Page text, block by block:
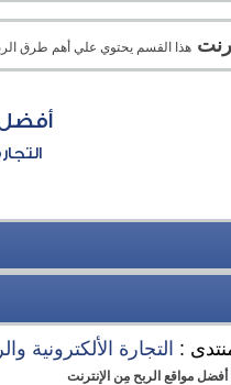
هذا القسم يحتوي علي أهم طرق الربح
أفضل
: التجارة الألكترونية
أفضل مواقع الربح مِن الإنترنت